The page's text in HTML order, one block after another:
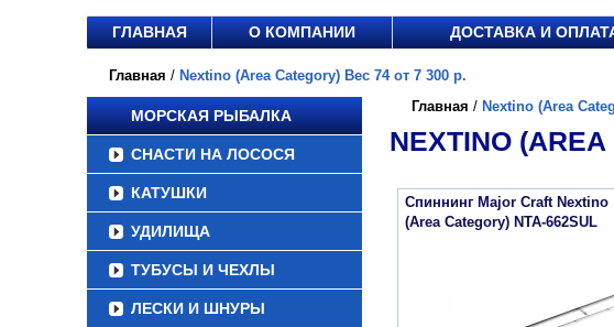
ГЛАВНАЯ О КОМПАНИИ ДОСТАВКА И
Главная / Nextino (Area Category) Вес 74 от 7 300 р.
МОРСКАЯ РЫБАЛКА
СНАСТИ НА ЛОСОСЯ
КАТУШКИ
УДИЛИЩА
ТУБУСЫ И ЧЕХЛЫ
ЛЕСКИ И ШНУРЫ
Главная / Nextino (Area
NEXTINO
Спиннинг Major Craft Nextino
(Area Category) NTA-662SUL